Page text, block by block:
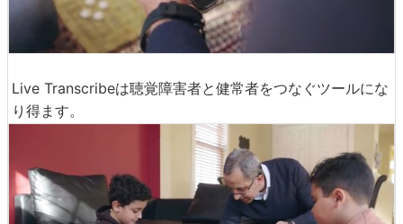
Live Transcribeは聴覚障害者と健常者をつなぐツールにな
り得ます。